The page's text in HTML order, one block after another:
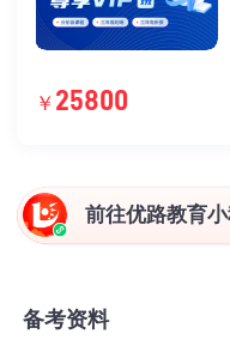
￥ 25800
前往优路教育
备考资料